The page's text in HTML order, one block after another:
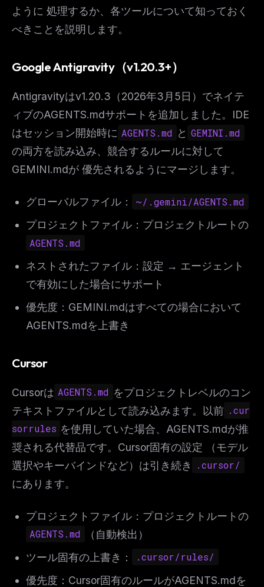
ように 処理するか、各ツールについて知っておく
べきことを説明します。
Google Antigravity（v1.20.3+）
Antigravityはv1.20.3（2026年3月5日）でネイテ
ィブのAGENTS.mdサポートを追加しました。IDE
はセッション開始時に AGENTS.md と GEMINI.md
の両方を読み込み、競合するルールに対して
GEMINI.mdが 優先されるようにマージします。
グローバルファイル：
~/.gemini/AGENTS.md
プロジェクトファイル：プロジェクトルートの
AGENTS.md
ネストされたファイル：設定 → エージェント
で有効にした場合にサポート
優先度：GEMINI.mdはすべての場合において
AGENTS.mdを上書き
Cursor
Cursorは AGENTS.md をプロジェクトレベルのコン
テキストファイルとして読み込みます。以前 .cur
sorrules を使用していた場合、AGENTS.mdが推
奨される代替品です。Cursor固有の設定 （モデル
選択やキーバインドなど）は引き続き
.cursor/
にあります。
プロジェクトファイル：プロジェクトルートの
AGENTS.md
（自動検出）
ツール固有の上書き：
.cursor/rules/
優先度：Cursor固有のルールがAGENTS.mdを